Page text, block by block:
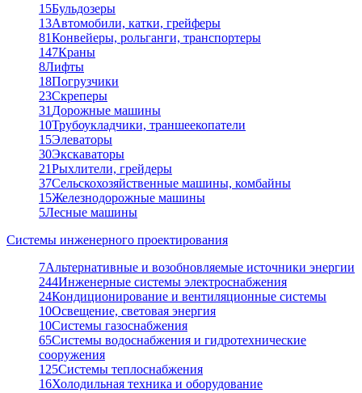
15Бульдозеры
13Автомобили, катки, грейферы
81Конвейеры, рольганги, транспортеры
147Краны
8Лифты
18Погрузчики
23Скреперы
31 Дорожные машины
10Трубоукладчики, траншеекопатели
15Элеваторы
30Экскаваторы
21Рыхлители, грейдеры
37Сельскохозяйственные машины, комбайны
15Железнодорожные машины
5Лесные машины
Системы инженерного проектирования
7Альтернативные и возобновляемые источники энергии
244Инженерные системы электроснабжения
24Кондиционирование и вентиляционные системы
10Освещение, световая энергия
10Системы газоснабжения
65Системы водоснабжения и гидротехнические
сооружения
125Системы теплоснабжения
16Холодильная техника и оборудование